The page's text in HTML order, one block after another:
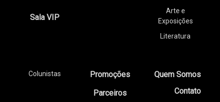
Sala VIP
Arte e
Exposições
Literatura
Colunistas
Promoções
Parceiros
Quem Somos
Contato